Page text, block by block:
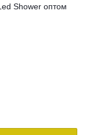
Цветная светодиодная насадка на душ Led Shower оптом